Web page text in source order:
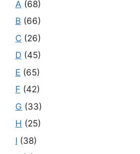
A (68)
B (66)
C (26)
D (45)
E (65)
F (42)
G (33)
H (25)
I (38)